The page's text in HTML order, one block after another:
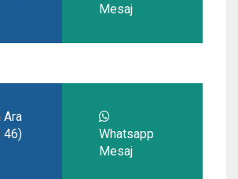
Mesaj
Ara
46)
Whatsapp
Mesaj